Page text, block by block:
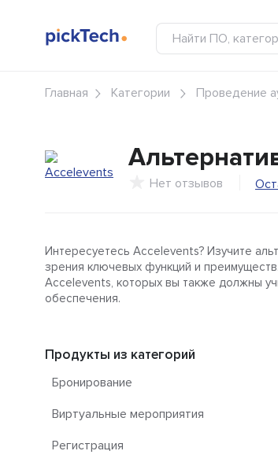
Главная Категории Проведение
Нет отзывов
Интересуетесь Accelevents? Изучите
зрения ключевых функций и
Accelevents, которых вы также должны
обеспечения.
Продукты из категорий
Бронирование
Виртуальные мероприятия
Регистрация